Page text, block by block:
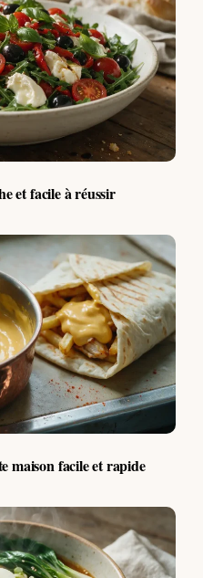
et facile à réussir
maison facile et rapide